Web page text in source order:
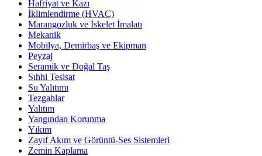
Hafriyat ve Kazı
İklimlendirme (HVAC)
Marangozluk ve İskelet İmalatı
Mekanik
Mobilya, Demirbaş ve Ekipman
Peyzaj
Seramik ve Doğal Taş
Sıhhi Tesisat
Su Yalıtımı
Tezgahlar
Yalıtım
Yangından Korunma
Yıkım
Zayıf Akım ve Görüntü-Ses Sistemleri
Zemin Kaplama